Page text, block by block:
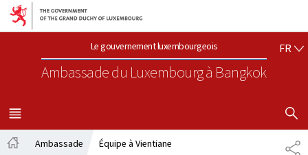
Aller au menu principal
Aller au contenu
Le gouvernement luxembourgeois
Ambassade du Luxembourgà Bangkok
FR
MENU
PRINCIPAL
Ambassade Équipe à Vientiane